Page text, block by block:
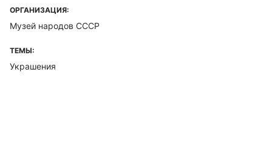
ОРГАНИЗАЦИЯ:
Музей народов СССР
ТЕМЫ:
Украшения